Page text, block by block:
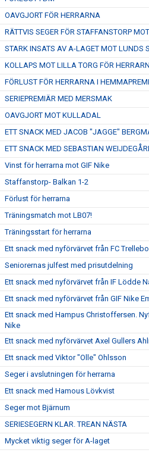
OAVGJORT FÖR HERRARNA
RÄTTVIS SEGER FÖR STAFFANSTORP
STARK INSATS AV A-LAGET MOT LUNDS
KOLLAPS MOT LILLA TORG FÖR
FÖRLUST FÖR HERRARNA I
SERIEPREMIÄR MED MERSMAK
OAVGJORT MOT KULLADAL
ETT SNACK MED JACOB "JAGGE"
ETT SNACK MED SEBASTIAN
Vinst för herrarna mot GIF Nike
Staffanstorp- Balkan 1-2
Förlust för herrarna
Träningsmatch mot LB07!
Träningsstart för herrarna
Ett snack med nyförvärvet från FC
Seniorernas julfest med prisutdelning
Ett snack med nyförvärvet från IF Lödde
Ett snack med nyförvärvet från GIF Nike
Ett snack med Hampus Christoffersen.
Nike
Ett snack med nyförvärvet Axel Gullers
Ett snack med Viktor "Olle" Ohlsson
Seger i avslutningen för herrarna
Ett snack med Hamous Lövkvist
Seger mot Bjärnum
SERIESEGERN KLAR. TREAN NÄSTA
Mycket viktig seger för A-laget